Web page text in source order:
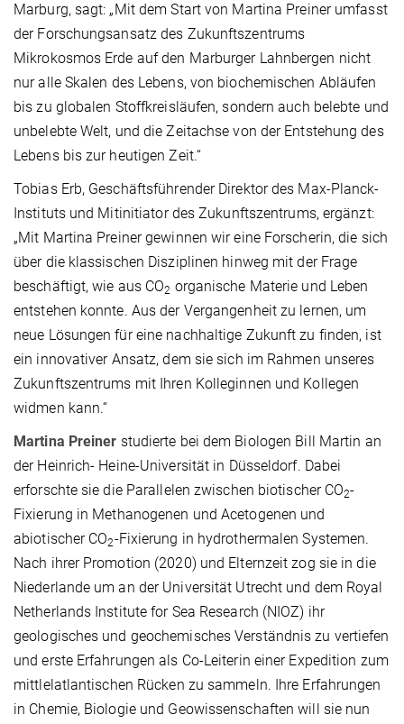
Marburg, sagt: „Mit dem Start von Martina Preiner umfasst
der Forschungsansatz des Zukunftszentrums
Mikrokosmos Erde auf den Marburger Lahnbergen nicht
nur alle Skalen des Lebens, von biochemischen Abläufen
bis zu globalen Stoffkreisläufen, sondern auch belebte und
unbelebte Welt, und die Zeitachse von der Entstehung des
Lebens bis zur heutigen Zeit.“
Tobias Erb, Geschäftsführender Direktor des Max-Planck-
Instituts und Mitinitiator des Zukunftszentrums, ergänzt:
„Mit Martina Preiner gewinnen wir eine Forscherin, die sich
über die klassischen Disziplinen hinweg mit der Frage
beschäftigt, wie aus CO2 organische Materie und Leben
entstehen konnte. Aus der Vergangenheit zu lernen, um
neue Lösungen für eine nachhaltige Zukunft zu finden, ist
ein innovativer Ansatz, dem sie sich im Rahmen unseres
Zukunftszentrums mit Ihren Kolleginnen und Kollegen
widmen kann.“
Martina Preiner studierte bei dem Biologen Bill Martin an
der Heinrich- Heine-Universität in Düsseldorf. Dabei
erforschte sie die Parallelen zwischen biotischer CO2-
Fixierung in Methanogenen und Acetogenen und
abiotischer CO2-Fixierung in hydrothermalen Systemen.
Nach ihrer Promotion (2020) und Elternzeit zog sie in die
Niederlande um an der Universität Utrecht und dem Royal
Netherlands Institute for Sea Research (NIOZ) ihr
geologisches und geochemisches Verständnis zu vertiefen
und erste Erfahrungen als Co-Leiterin einer Expedition zum
mittlelatlantischen Rücken zu sammeln. Ihre Erfahrungen
in Chemie, Biologie und Geowissenschaften will sie nun